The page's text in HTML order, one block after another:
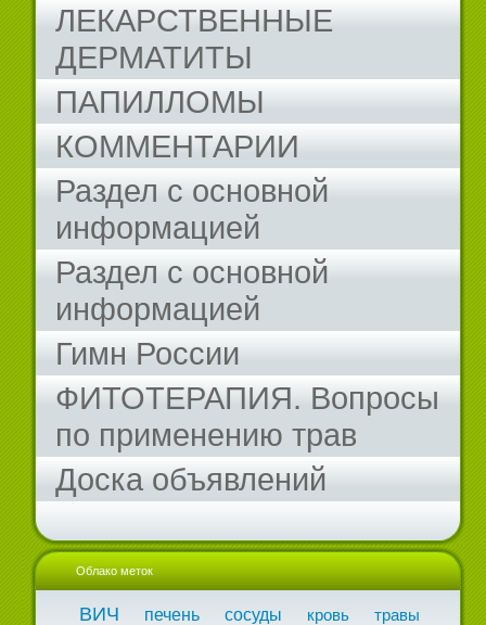
ЛЕКАРСТВЕННЫЕ
ДЕРМАТИТЫ
ПАПИЛЛОМЫ
КОММЕНТАРИИ
Раздел с основной
информацией
Раздел с основной
информацией
Гимн России
ФИТОТЕРАПИЯ. Вопросы
по применению трав
Доска объявлений
Облако меток
ВИЧ печень сосуды кровь
травы